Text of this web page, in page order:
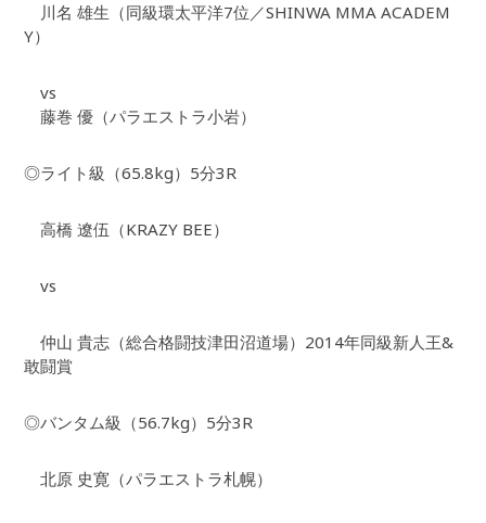
川名 雄生（同級環太平洋7位／SHINWA MMA ACADEM
Y）
vs
藤巻 優（パラエストラ小岩）
◎ライト級（65.8kg）5分3R
高橋 遼伍（KRAZY BEE）
vs
仲山 貴志（総合格闘技津田沼道場）2014年同級新人王&
敢闘賞
◎バンタム級（56.7kg）5分3R
北原 史寛（パラエストラ札幌）